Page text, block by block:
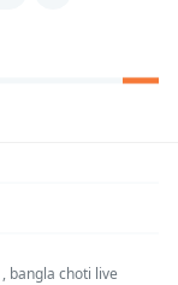
, bangla choti live